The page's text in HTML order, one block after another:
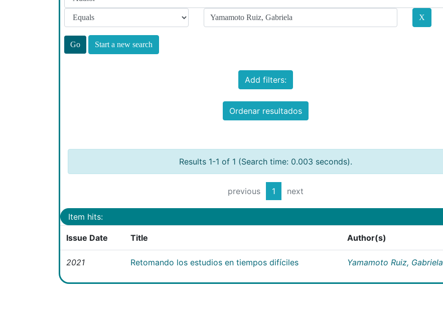
Start a new search
Add filters:
Ordenar resultados
Results 1-1 of 1 (Search time: 0.003 seconds).
previous 1 next
Item hits:
Issue Date Title Author(s)
2021 Retomando los estudios en tiempos difíciles Yamamoto Ruiz, Gabriela